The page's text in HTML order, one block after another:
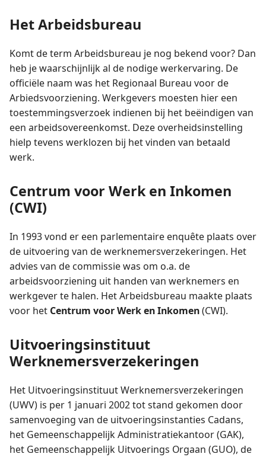
Het Arbeidsbureau
Komt de term Arbeidsbureau je nog bekend voor? Dan
heb je waarschijnlijk al de nodige werkervaring. De
officiële naam was het Regionaal Bureau voor de
Arbiedsvoorziening. Werkgevers moesten hier een
toestemmingsverzoek indienen bij het beëindigen van
een arbeidsovereenkomst. Deze overheidsinstelling
hielp tevens werklozen bij het vinden van betaald
werk.
Centrum voor Werk en Inkomen
(CWI)
In 1993 vond er een parlementaire enquête plaats over
de uitvoering van de werknemersverzekeringen. Het
advies van de commissie was om o.a. de
arbeidsvoorziening uit handen van werknemers en
werkgever te halen. Het Arbeidsbureau maakte plaats
voor het Centrum voor Werk en Inkomen(CWI).
Uitvoeringsinstituut
Werknemersverzekeringen
Het Uitvoeringsinstituut Werknemersverzekeringen
(UWV) is per 1 januari 2002 tot stand gekomen door
samenvoeging van de uitvoeringsinstanties Cadans,
het Gemeenschappelijk Administratiekantoor (GAK),
het Gemeenschappelijk Uitvoerings Orgaan (GUO), de